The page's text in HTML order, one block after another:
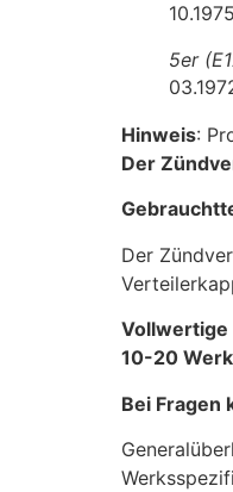
5er
Hinweis:
Der
Der
Vollwertige
10-20
Bei Fragen